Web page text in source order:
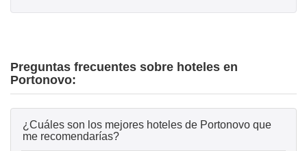
Preguntas frecuentes sobre hoteles en
Portonovo:
¿Cuáles son los mejores hoteles de Portonovo que
me recomendarías?